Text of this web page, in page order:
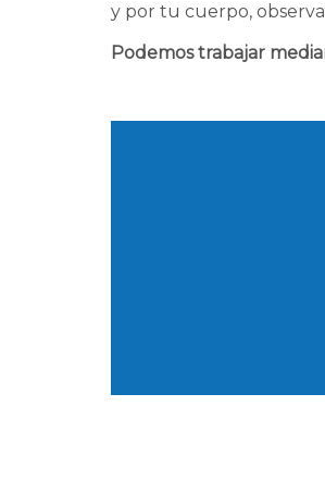
y por tu cuerpo,
Podemos trabajar